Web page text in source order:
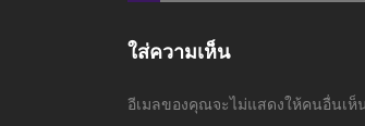
ใส่ความเห็น
อีเมลของคุณจะไม่แสดงให้คนอื่นเห็